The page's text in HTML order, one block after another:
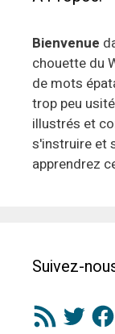
Bienvenue
chouette du
de mots
trop peu
illustrés et
s'instruire et
apprendrez
Suivez-
Flux
RSS
Twitter